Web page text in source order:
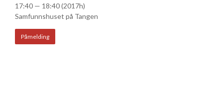
17:40 — 18:40(2017h)
Samfunnshuset på Tangen
Påmelding